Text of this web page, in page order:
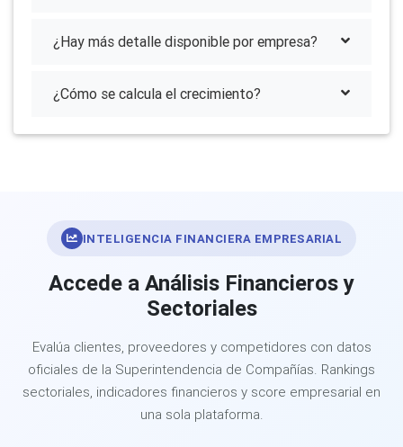
¿Hay más detalle disponible por empresa?
¿Cómo se calcula el crecimiento?
INTELIGENCIA FINANCIERA EMPRESARIAL
Accede a Análisis Financieros y
Sectoriales
Evalúa clientes, proveedores y competidores con datos
oficiales de la Superintendencia de Compañías. Rankings
sectoriales, indicadores financieros y score empresarial en
una sola plataforma.